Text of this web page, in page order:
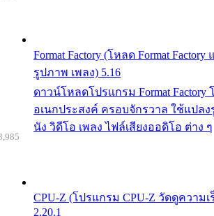
Format Factory (โหลด Format
รูปภาพ เพลง) 5.16
ดาวน์โหลดโปรแกรม Format
อเนกประสงค์ ครอบจักรวาล ใช้แปล
นัง วิดีโอ เพลง ไฟล์เสียงออดิโอ ต่าง ๆ
CPU-Z (โปรแกรม CPU-Z วัดดูความ
2.20.1